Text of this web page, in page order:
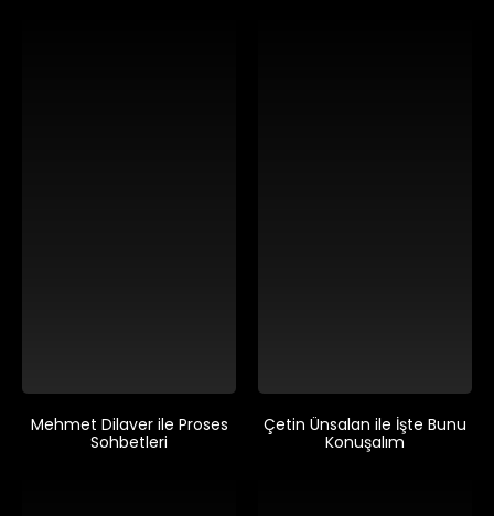
Mehmet Dilaver ile Proses
Sohbetleri
Çetin Ünsalan ile İşte Bunu
Konuşalım